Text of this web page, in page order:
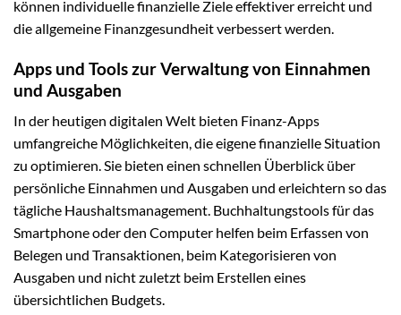
können individuelle finanzielle Ziele effektiver erreicht und
die allgemeine Finanzgesundheit verbessert werden.
Apps und Tools zur Verwaltung von Einnahmen
und Ausgaben
In der heutigen digitalen Welt bieten Finanz-Apps
umfangreiche Möglichkeiten, die eigene finanzielle Situation
zu optimieren. Sie bieten einen schnellen Überblick über
persönliche Einnahmen und Ausgaben und erleichtern so das
tägliche Haushaltsmanagement. Buchhaltungstools für das
Smartphone oder den Computer helfen beim Erfassen von
Belegen und Transaktionen, beim Kategorisieren von
Ausgaben und nicht zuletzt beim Erstellen eines
übersichtlichen Budgets.